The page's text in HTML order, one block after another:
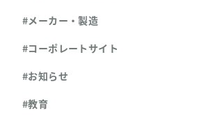
#メーカー・製造
#コーポレートサイト
#お知らせ
#教育